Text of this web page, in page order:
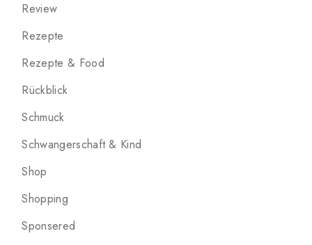
Review
Rezepte
Rezepte & Food
Rückblick
Schmuck
Schwangerschaft & Kind
Shop
Shopping
Sponsered